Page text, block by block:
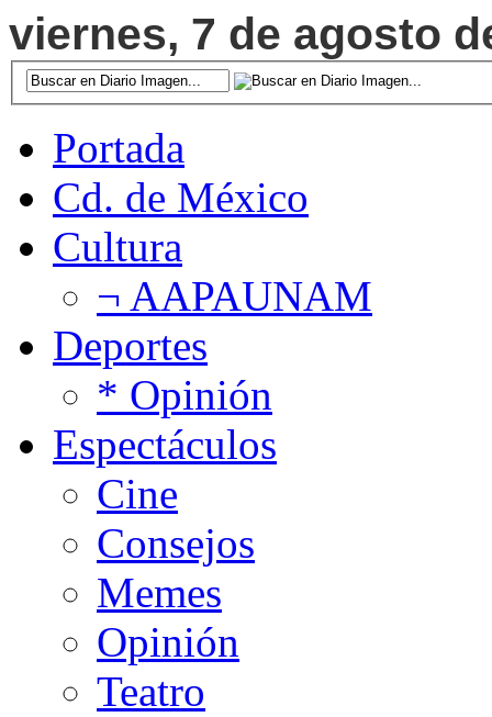
viernes, 7 de agosto
Portada
Cd. de México
Cultura
¬ AAPAUNAM
Deportes
* Opinión
Espectáculos
Cine
Consejos
Memes
Opinión
Teatro